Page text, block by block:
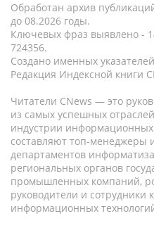
Обработан архив
до 08.2026 годы.
Ключевых фраз выявлено -
724356.
Создано именных
Редакция Индексной книги
Читатели CNews — это
из самых успешных
индустрии
составляют топ-менеджеры
департаментов
региональных органов
промышленных компаний,
руководители и
информационных